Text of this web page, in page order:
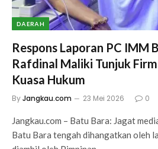
DAERAH
Respons Laporan PC IMM
Rafdinal Maliki Tunjuk
Kuasa Hukum
ByJangkau.com 23 Mei 2026 0
Jangkau.com – Batu Bara: Jagat
Batu Bara tengah dihangatkan oleh